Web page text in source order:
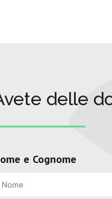
delle
e Cognome